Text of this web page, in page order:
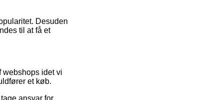
Desuden
til at få et
webshops idet vi
et køb.
ansvar for